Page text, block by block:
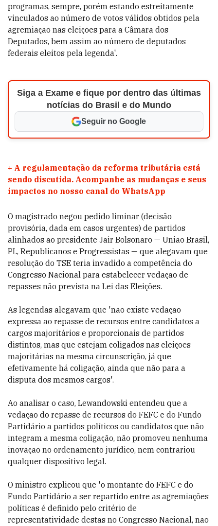
programas, sempre, porém estando estreitamente
vinculados ao número de votos válidos obtidos pela
agremiação nas eleições para a Câmara dos
Deputados, bem assim ao número de deputados
federais eleitos pela legenda'.
Siga a Exame e fique por dentro das últimas
notícias do Brasil e do Mundo
Seguir no Google
+ A regulamentação da reforma tributária está
sendo discutida. Acompanhe as mudanças e seus
impactos no nosso canal do WhatsApp
O magistrado negou pedido liminar (decisão
provisória, dada em casos urgentes) de partidos
alinhados ao presidente Jair Bolsonaro — União Brasil,
PL, Republicanos e Progressistas — que alegavam que
resolução do TSE teria invadido a competência do
Congresso Nacional para estabelecer vedação de
repasses não prevista na Lei das Eleições.
As legendas alegavam que 'não existe vedação
expressa ao repasse de recursos entre candidatos a
cargos majoritários e proporcionais de partidos
distintos, mas que estejam coligados nas eleições
majoritárias na mesma circunscrição, já que
efetivamente há coligação, ainda que não para a
disputa dos mesmos cargos'.
Ao analisar o caso, Lewandowski entendeu que a
vedação do repasse de recursos do FEFC e do Fundo
Partidário a partidos políticos ou candidatos que não
integram a mesma coligação, não promoveu nenhuma
inovação no ordenamento jurídico, nem contrariou
qualquer dispositivo legal.
O ministro explicou que 'o montante do FEFC e do
Fundo Partidário a ser repartido entre as agremiações
políticas é definido pelo critério de
representatividade destas no Congresso Nacional, não